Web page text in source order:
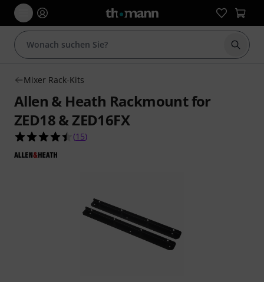
Suche
Mixer Rack-Kits
Allen & Heath Rackmount for
ZED18 & ZED16FX
4.5 von 5 Sternen aus 15 Kundenbewertungen
(15)